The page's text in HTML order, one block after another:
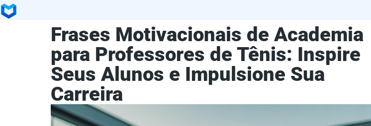
Frases Motivacionais de Academia
para Professores de Tênis: Inspire
Seus Alunos e Impulsione Sua
Carreira